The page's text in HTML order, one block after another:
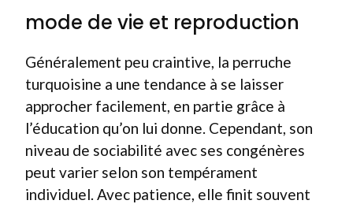
mode de vie et reproduction
Généralement peu craintive, la perruche
turquoisine a une tendance à se laisser
approcher facilement, en partie grâce à
l’éducation qu’on lui donne. Cependant, son
niveau de sociabilité avec ses congénères
peut varier selon son tempérament
individuel. Avec patience, elle finit souvent